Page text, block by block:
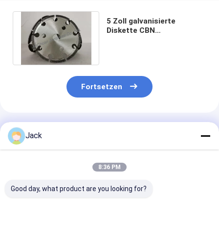
5 Zoll galvanisierte
Diskette CBN
Fortsetzen
Empfohlene Produkte
Jack
8:36 PM
Good day, what product are you looking for?